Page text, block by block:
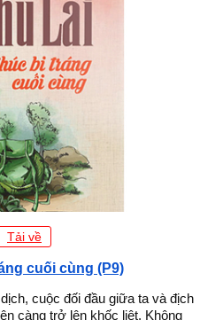
Tải về
cuối cùng (P9)
cuộc đối đầu giữa ta và địch
càng trở lên khốc liệt. Không